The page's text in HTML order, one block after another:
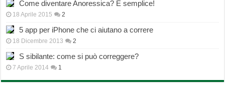
Come diventare Anoressica? È semplice!
18 Aprile 2015 2
5 app per iPhone che ci aiutano a correre
18 Dicembre 2013 2
S sibilante: come si può correggere?
7 Aprile 2014 1